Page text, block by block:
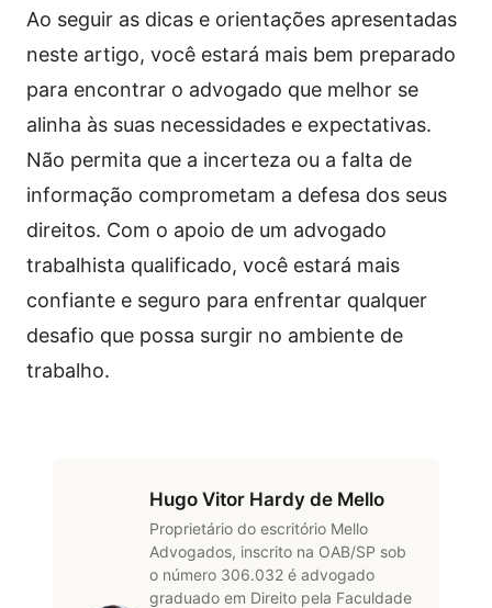
Ao seguir as dicas e orientações apresentadas
neste artigo, você estará mais bem preparado
para encontrar o advogado que melhor se
alinha às suas necessidades e expectativas.
Não permita que a incerteza ou a falta de
informação comprometam a defesa dos seus
direitos. Com o apoio de um advogado
trabalhista qualificado, você estará mais
confiante e seguro para enfrentar qualquer
desafio que possa surgir no ambiente de
trabalho.
Hugo Vitor Hardy de Mello
Proprietário do escritório Mello
Advogados, inscrito na OAB/SP sob
o número 306.032 é advogado
graduado em Direito pela Faculdade